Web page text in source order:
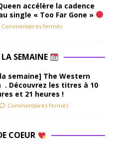
accélère la cadence
single « Too Far Gone »
Commentaires fermés
SEMAINE
semaine] The Western
. Découvrez les titres à 10
et 21 heures !
Commentaires fermés
COEUR